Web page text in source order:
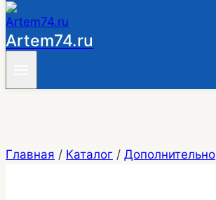
Artem74.ru
Главная / Каталог / Дополнительно